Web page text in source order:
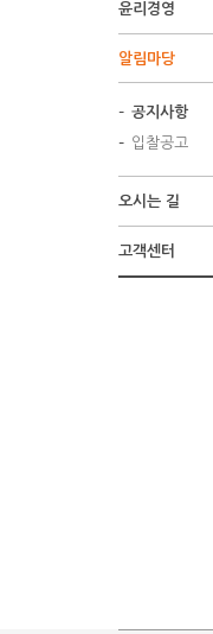
윤리경영
알림마당
공지사항
입찰공고
오시는 길
고객센터